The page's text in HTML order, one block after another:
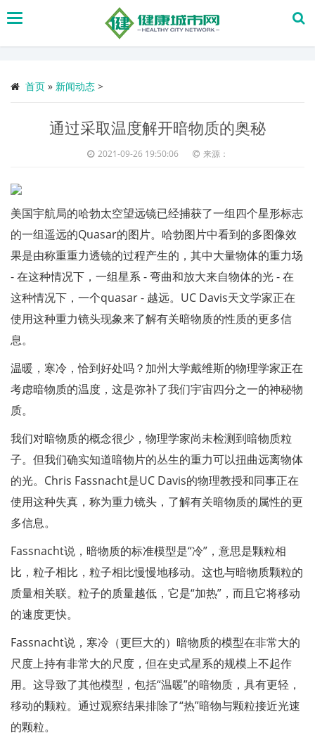
搜
首页 » 新闻动态 >
通过采取温度解开暗物质的奥秘
2021-09-26 19:50:06 来源：
美国宇航局的哈勃太空望远镜已经捕获了一组四个星形标志
的一组遥远的Quasar的图片。哈勃图片中看到的多图像效
果是由称重重力透镜的过程产生的，其中大量物体的重力场
- 在这种情况下，一组星系 - 弯曲和放大来自物体的光 - 在
这种情况下，一个quasar - 越远。UC Davis天文学家正在
使用这种重力镜头现象来了解有关暗物质的性质的更多信
息。
温暖，寒冷，恰到好处吗？加州大学戴维斯的物理学家正在
考虑暗物质的温度，这是弥补了我们宇宙四分之一的神秘物
质。
我们对暗物质的概念很少，物理学家尚未检测到暗物质粒
子。但我们确实知道暗物片的丛生的重力可以扭曲远离物体
的光。Chris Fassnacht是UC Davis的物理教授和同事正在
使用这种失真，称为重力镜头，了解有关暗物质的属性的更
多信息。
Fassnacht说，暗物质的标准模型是“冷”，意思是颗粒相
比，粒子相比，粒子相比慢慢地移动。这也与暗物质颗粒的
质量相关联。粒子的质量越低，它是“加热”，而且它将移动
的速度更快。
Fassnacht说，寒冷（更巨大的）暗物质的模型在非常大的
尺度上持有非常大的尺度，但在史式星系的规模上不起作
用。这导致了其他模型，包括“温暖”的暗物质，具有更轻，
移动的颗粒。通过观察结果排除了“热”暗物与颗粒接近光速
的颗粒。